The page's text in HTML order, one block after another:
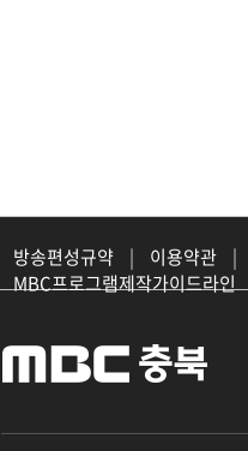
방송편성규약 | 이용약관 |
MBC프로그램제작가이드라인